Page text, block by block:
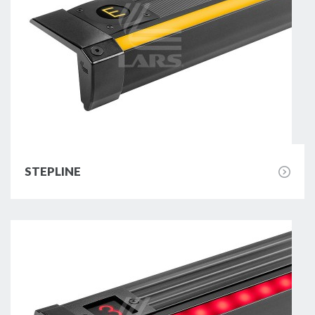
W zależności od upodobań klienta, profile
z widocznymi punktami diod,
w jednym stałym kolorze - monokolor,
STEPLINE